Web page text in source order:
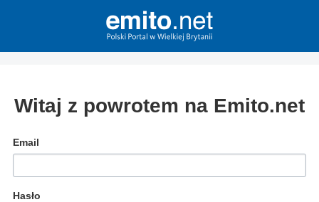
Witaj z powrotem na Emito.net
Email
Hasło